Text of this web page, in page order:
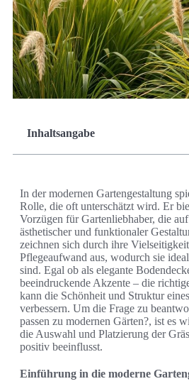
Inhaltsangabe
In der modernen Gartengestaltung
Rolle, die oft unterschätzt wird. Er
Vorzügen für Gartenliebhaber, die
ästhetischer und funktionaler
zeichnen sich durch ihre
Pflegeaufwand aus, wodurch sie
sind. Egal ob als elegante
beeindruckende Akzente – die
kann die Schönheit und Struktur
verbessern. Um die Frage zu
passen zu modernen Gärten?, ist es
die Auswahl und Platzierung der
positiv beeinflusst.
Einführung in die moderne